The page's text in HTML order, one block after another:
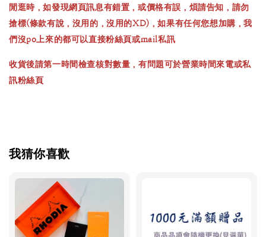
閒逛時，如發現網頁訊息有錯置，或價格有誤，煩請告知，請勿
搶標(條款有說，沒用的，沒用的XD)，如果有任何您想加購，我
們沒po上來的都可以直接粉絲頁或mail私訊
收貨後請第一時間檢查核對數量，有問題可於營業時間來電或私
訊粉絲頁
我猜你喜歡